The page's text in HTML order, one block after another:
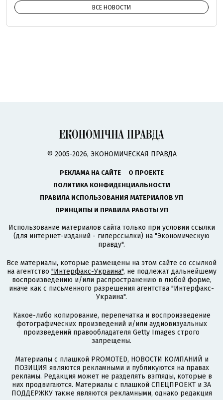
ВСЕ НОВОСТИ
© 2005-2026, ЭКОНОМИЧЕСКАЯ ПРАВДА
РЕКЛАМА НА САЙТЕ
О ПРОЕКТЕ
ПОЛИТИКА КОНФИДЕНЦИАЛЬНОСТИ
ПРАВИЛА ИСПОЛЬЗОВАНИЯ МАТЕРИАЛОВ УП
ПРИНЦИПЫ И ПРАВИЛА РАБОТЫ УП
Использование материалов сайта только при условии ссылки
(для интернет-изданий - гиперссылки) на "Экономическую
правду".
Все материалы, которые размещены на этом сайте со ссылкой
на агентство "Интерфакс-Украина", не подлежат дальнейшему
воспроизведению и/или распространению в любой форме,
иначе как с письменного разрешения агентства "Интерфакс-
Украина".
Какое-либо копирование, перепечатка и воспроизведение
фотографических произведений и/или аудиовизуальных
произведений правообладателя Getty Images строго
запрещены.
Материалы с плашкой PROMOTED, НОВОСТИ КОМПАНИЙ и
ПОЗИЦИЯ являются рекламными и публикуются на правах
рекламы. Редакция может не разделять взгляды, которые в
них продвигаются. Материалы с плашкой СПЕЦПРОЕКТ и ЗА
ПОДДЕРЖКУ также являются рекламными, однако редакция